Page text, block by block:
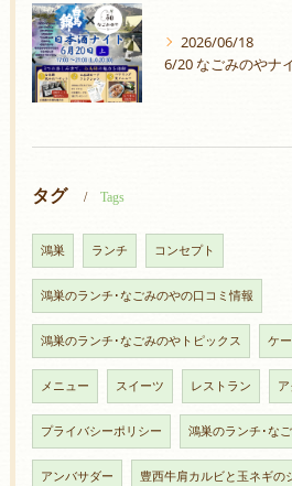
2026/06/18
6/20 なごみのやナ
タグ Tags
鴻巣 ランチ コンセプト
鴻巣のランチ･なごみのやの口コミ情報
鴻巣のランチ･なごみのやトピックス ケ
メニュー スイーツ レストラン
プライバシーポリシー 鴻巣のランチ･な
アンバサダー 豊西牛肩カルビと玉ネギの